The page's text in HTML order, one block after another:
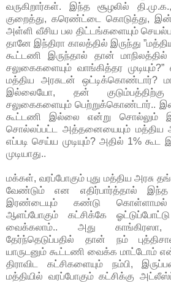
வருகிறார்கள். இந்த சூழலில்
குறைத்து, கரெண்ட்டை கொடுத்து,
அள்ளி வீசிய பல திட்டங்களையும்
தானே இந்திரா காலத்தில் இருந்து
கூட்டணி இருந்தால் தான்
சலுகைகளையும் வாங்கித்தர
மத்திய அரசுடன் ஒட்டிக்கொண்டார்?
இல்லையோ, தன்
சலுகைகளையும் பெற்றுக்கொண்டார்..
கூட்டணி இல்லை என்று சொல்லும்
சொல்லப்பட்ட அத்தனையையும் மத்திய
எப்படி செய்ய முடியும்? அதில் 1% கூட
முடியாது..
மக்கள், வரப்போகும் புது மத்திய அரசு
வேண்டும் என எதிர்பார்த்தால் இந்த
இரண்டையும் கண்டு கொள்ளாமல்
ஆளப்போகும் கட்சிக்கே
வைக்கலாம்.. அது காங்கிரஸா,
தேர்ந்தெடுப்பதில் தான் நம்
யாருடனும் கூட்டணி வைக்க மாட்டோம்
திராவிட கட்சிகளையும் நம்பி,
மத்தியில் வரப்போகும் கட்சிக்கு